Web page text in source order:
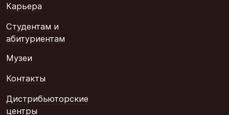
Карьера
Студентам и
абитуриентам
Музеи
Контакты
Дистрибьюторские
центры